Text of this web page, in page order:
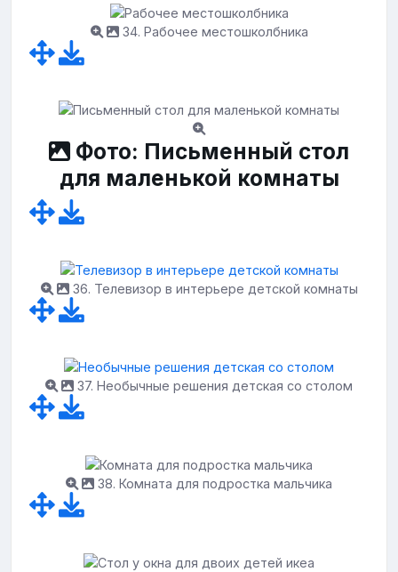
34. Рабочее местошколбника
Фото: Письменный стол
для маленькой комнаты
36. Телевизор в интерьере детской комнаты
37. Необычные решения детская со столом
38. Комната для подростка мальчика